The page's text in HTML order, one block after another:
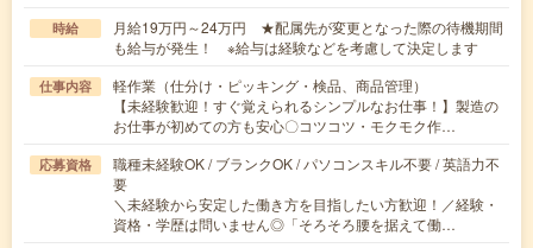
時給
月給19万円～24万円 ★配属先が変更となった際の待機期間
も給与が発生！ ※給与は経験などを考慮して決定します
仕事内容
軽作業（仕分け・ピッキング・検品、商品管理）
【未経験歓迎！すぐ覚えられるシンプルなお仕事！】製造の
お仕事が初めての方も安心〇コツコツ・モクモク作…
応募資格
職種未経験OK / ブランクOK / パソコンスキル不要 / 英語力不
要
＼未経験から安定した働き方を目指したい方歓迎！／経験・
資格・学歴は問いません◎「そろそろ腰を据えて働…